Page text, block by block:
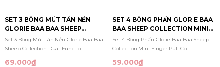
SET 3 BÔNG MÚT TÁN NỀN
GLORIE BAA BAA SHEEP
COLLECTION DUAL-FUNCTION
FOUNDATION PUFFS
Set 3 Bông Mút Tán Nền Glorie Baa Baa
Sheep Collection Dual-Functio...
69.000₫
SET 4 BÔNG PHẤN GLORIE BAA
BAA SHEEP COLLECTION MINI
FINGER PUFF COMBO
Set 4 Bông Phấn Glorie Baa Baa Sheep
Collection Mini Finger Puff Co...
59.000₫